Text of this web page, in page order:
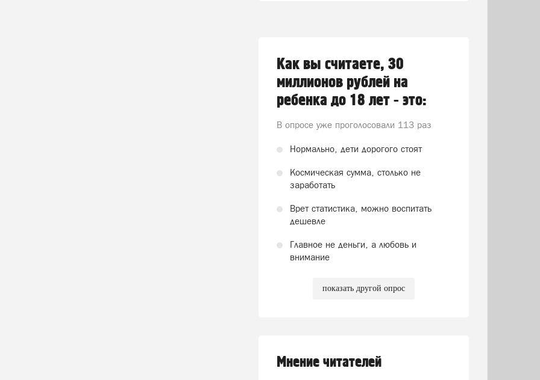
Как вы считаете, 30
миллионов рублей на
ребенка до 18 лет - это:
В опросе уже проголосовали 113 раз
Нормально, дети дорогого стоят
Космическая сумма, столько не
заработать
Врет статистика, можно воспитать
дешевле
Главное не деньги, а любовь и
внимание
показать другой опрос
Мнение читателей